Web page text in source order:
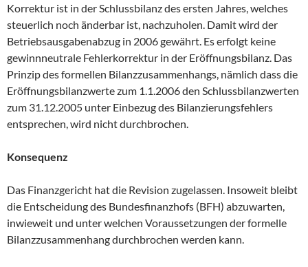
Korrektur ist in der Schlussbilanz des ersten Jahres, welches
steuerlich noch änderbar ist, nachzuholen. Damit wird der
Betriebsausgabenabzug in 2006 gewährt. Es erfolgt keine
gewinnneutrale Fehlerkorrektur in der Eröffnungsbilanz. Das
Prinzip des formellen Bilanzzusammenhangs, nämlich dass die
Eröffnungsbilanzwerte zum 1.1.2006 den Schlussbilanzwerten
zum 31.12.2005 unter Einbezug des Bilanzierungsfehlers
entsprechen, wird nicht durchbrochen.
Konsequenz
Das Finanzgericht hat die Revision zugelassen. Insoweit bleibt
die Entscheidung des Bundesfinanzhofs (BFH) abzuwarten,
inwieweit und unter welchen Voraussetzungen der formelle
Bilanzzusammenhang durchbrochen werden kann.